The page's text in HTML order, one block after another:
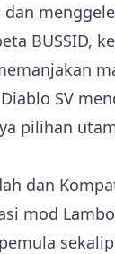
BUSSID,
SV
pilihan
dan
mod